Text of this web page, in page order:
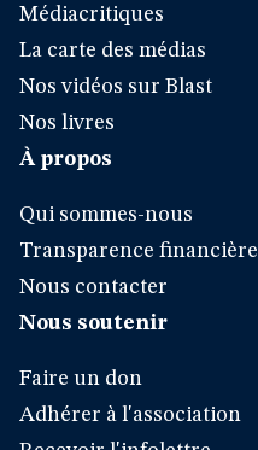
Médiacritiques
La carte des médias
Nos vidéos sur Blast
Nos livres
À propos
Qui sommes-nous
Transparence financière
Nous contacter
Nous soutenir
Faire un don
Adhérer à l'association